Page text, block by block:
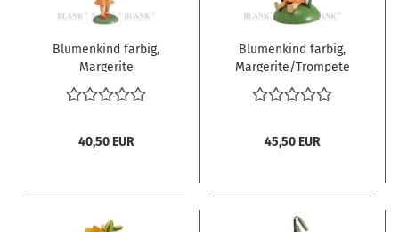
Blumenkind farbig,
Margerite
40,50 EUR
Blumenkind farbig,
Margerite/Trompete
45,50 EUR